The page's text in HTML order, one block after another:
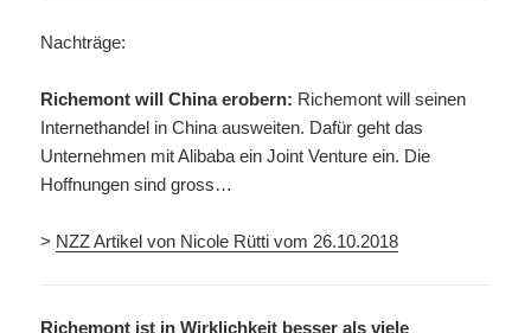
Nachträge:
Richemont will China erobern: Richemont will seinen
Internethandel in China ausweiten. Dafür geht das
Unternehmen mit Alibaba ein Joint Venture ein. Die
Hoffnungen sind gross…
> NZZ Artikel von Nicole Rütti vom 26.10.2018
Richemont ist in Wirklichkeit besser als viele